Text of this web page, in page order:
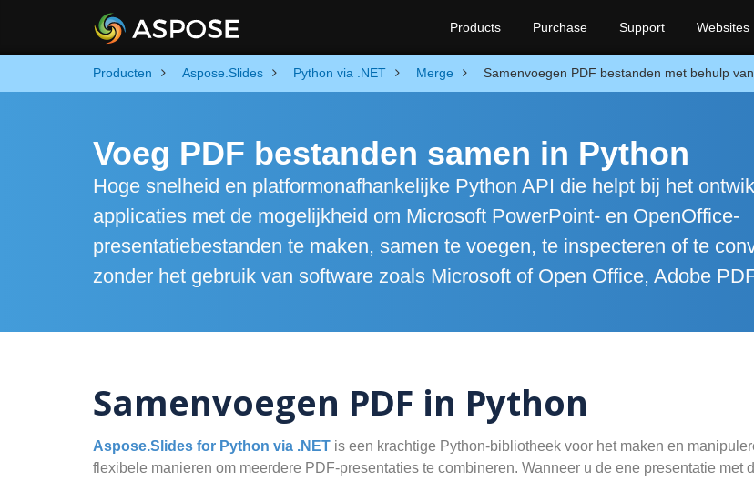
Products Purchase Support Websites
Producten Aspose.Slides Python via .NET Merge Samenvoegen PDF bestanden met behulp
Voeg PDF bestanden samen in Python
Hoge snelheid en platformonafhankelijke Python API die helpt bij het
applicaties met de mogelijkheid om Microsoft PowerPoint- en OpenOffice-
presentatiebestanden te maken, samen te voegen, te inspecteren of te
zonder het gebruik van software zoals Microsoft of Open Office, Adobe
Samenvoegen PDF in Python
Aspose.Slides for Python via .NET is een krachtige Python-bibliotheek voor het maken en
flexibele manieren om meerdere PDF-presentaties te combineren. Wanneer u de ene presentatie met